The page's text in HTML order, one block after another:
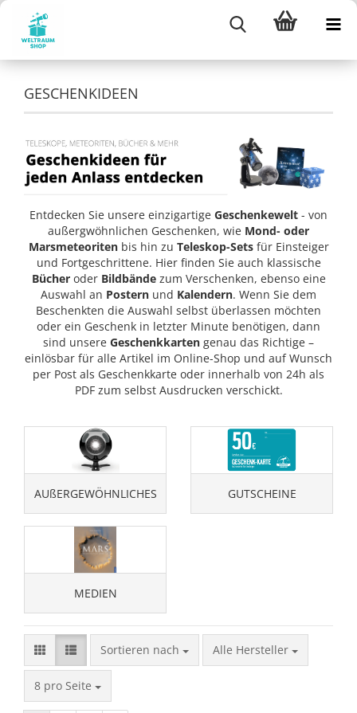
GESCHENKIDEEN
Entdecken Sie unsere einzigartige Geschenkewelt - von
außergwöhnlichen Geschenken, wie Mond- oder
Marsmeteoritenbis hin zu Teleskop-Setsfür Einsteiger
und Fortgeschrittene. Hier finden Sie auch klassische
Bücheroder Bildbändezum Verschenken, ebenso eine
Auswahl an Postern und Kalendern. Wenn Sie dem
Beschenkten die Auswahl selbst überlassen möchten
oder ein Geschenk in letzter Minute benötigen, dann
sind unsere Geschenkkarten genau das Richtige –
einlösbar für alle Artikel im Online-Shop und auf Wunsch
per Post als Geschenkkarte oder innerhalb von 24h als
PDF zum selbst Ausdrucken verschickt.
AUßERGEWÖHNLICHES GUTSCHEINE
MEDIEN
Sortieren nach
Sortieren nach Alle Hersteller
8 pro Seite
pro Seite